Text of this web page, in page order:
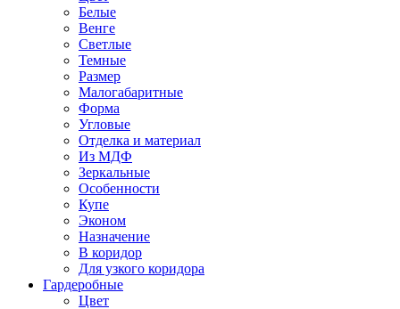
Белые
Венге
Светлые
Темные
Размер
Малогабаритные
Форма
Угловые
Отделка и материал
Из МДФ
Зеркальные
Особенности
Купе
Эконом
Назначение
В коридор
Для узкого коридора
Гардеробные
Цвет